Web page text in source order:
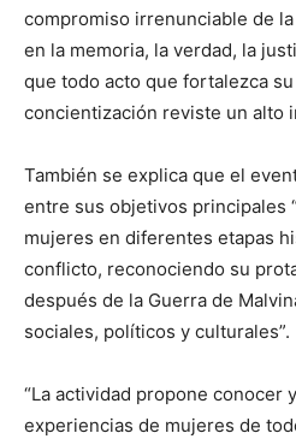
compromiso irrenunciable de
en la memoria, la verdad, la
que todo acto que fortalezca
concientización reviste un alto
También se explica que el
entre sus objetivos principales
mujeres en diferentes etapas
conflicto, reconociendo su
después de la Guerra de
sociales, políticos y culturales”.
“La actividad propone conocer
experiencias de mujeres de